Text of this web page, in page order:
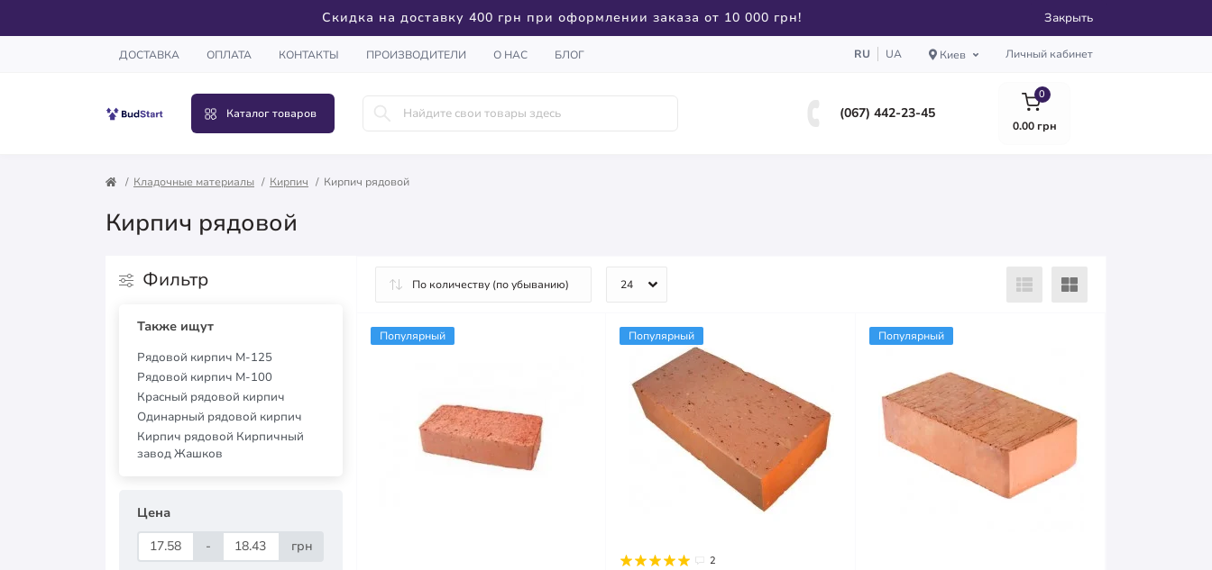
Скидка на доставку 400 грн при оформлении заказа от 10 000 грн! Закрыть
ДОСТАВКА ОПЛАТА КОНТАКТЫ ПРОИЗВОДИТЕЛИ О НАС БЛОГ RU UA Киев Личный кабинет
Каталог товаров (067) 442-23-45
0
0.00 грн
Кладочные материалы Кирпич Кирпич рядовой
Кирпич рядовой
Фильтр
Также ищут
Рядовой кирпич М-125
Рядовой кирпич М-100
Красный рядовой кирпич
Одинарный рядовой кирпич
Кирпич рядовой Кирпичный
завод Жашков
Цена
-
грн
Популярный Популярный
2
Популярный